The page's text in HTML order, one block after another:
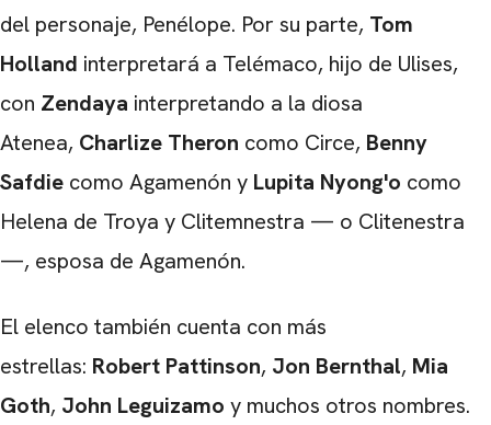
del personaje, Penélope. Por su parte, Tom
Holland interpretará a Telémaco, hijo de Ulises,
con Zendaya interpretando a la diosa
Atenea, Charlize Theron como Circe, Benny
Safdie como Agamenón y Lupita Nyong'o como
Helena de Troya y Clitemnestra — o Clitenestra
—, esposa de Agamenón.
El elenco también cuenta con más
estrellas: Robert Pattinson, Jon Bernthal, Mia
Goth, John Leguizamo y muchos otros nombres.